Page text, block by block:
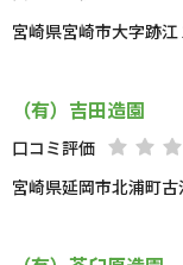
宮崎県宮崎市大字跡江
（有）吉田造園
口コミ評価
宮崎県延岡市北浦町古